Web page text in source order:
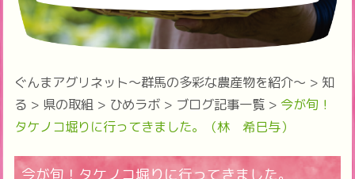
ぐんまアグリネット～群馬の多彩な農産物を紹介～ > 知
る > 県の取組 > ひめラボ> ブログ記事一覧> 今が旬！
タケノコ堀りに行ってきました。（林 希巳与）
今が旬！タケノコ堀りに行ってきました。